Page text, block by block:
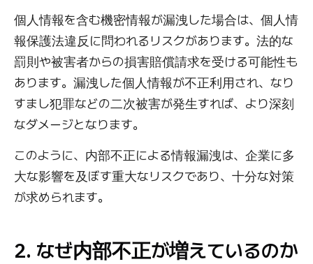
個人情報を含む機密情報が漏洩した場合は、個人情
報保護法違反に問われるリスクがあります。法的な
罰則や被害者からの損害賠償請求を受ける可能性も
あります。漏洩した個人情報が不正利用され、なり
すまし犯罪などの二次被害が発生すれば、より深刻
なダメージとなります。
このように、内部不正による情報漏洩は、企業に多
大な影響を及ぼす重大なリスクであり、十分な対策
が求められます。
2. なぜ内部不正が増えているのか